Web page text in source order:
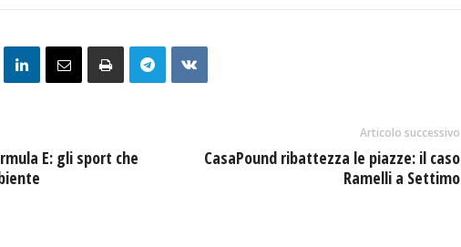
E: gli sport che
Articolo successivo
CasaPound ribattezza le piazze: il caso
Ramelli a Settimo